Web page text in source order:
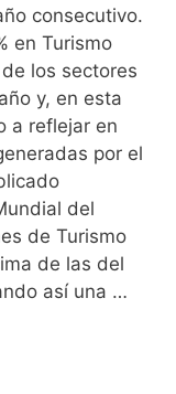
consecutivo.
en Turismo
los sectores
y, en esta
a reflejar en
por el
del
de Turismo
de las del
así una …